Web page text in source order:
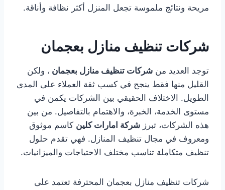
مريحة ونتائج ملموسة تجعل المنزل أكثر نظافة وأناقة.
شركات تنظيف منازل بعجمان
توجد العديد من شركات تنظيف منازل بعجمان ، ولكن
القليل منها فقط ينجح في كسب ثقة العملاء على المدى
الطويل. الاختلاف الحقيقي بين الشركات يكمن في
مستوى الخدمة، الخبرة، والاهتمام بالتفاصيل. من بين
هذه الشركات، تبرز شركة امارات كلين كاسم موثوق
ومعروف في مجال تنظيف المنازل. فهي تقدم حلول
تنظيف متكاملة تناسب مختلف الاحتياجات والميزانيات.
شركات تنظيف منازل بعجمان المحترفة تعتمد على